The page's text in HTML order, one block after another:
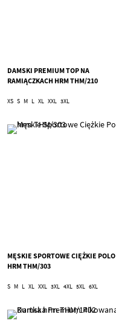
DAMSKI PREMIUM TOP NA
RAMIĄCZKACH HRM THM/210
XS S M L XL XXL 3XL
MĘSKIE SPORTOWE CIĘŻKIE POLO
HRM THM/303
S M L XL XXL 3XL 4XL 5XL 6XL